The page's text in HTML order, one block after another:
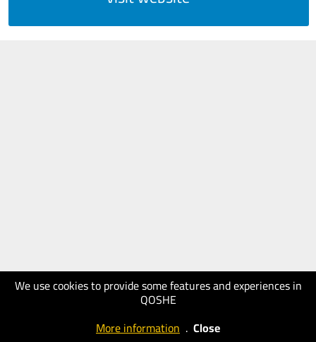
We use cookies to provide some features and experiences in
QOSHE
More information . Close